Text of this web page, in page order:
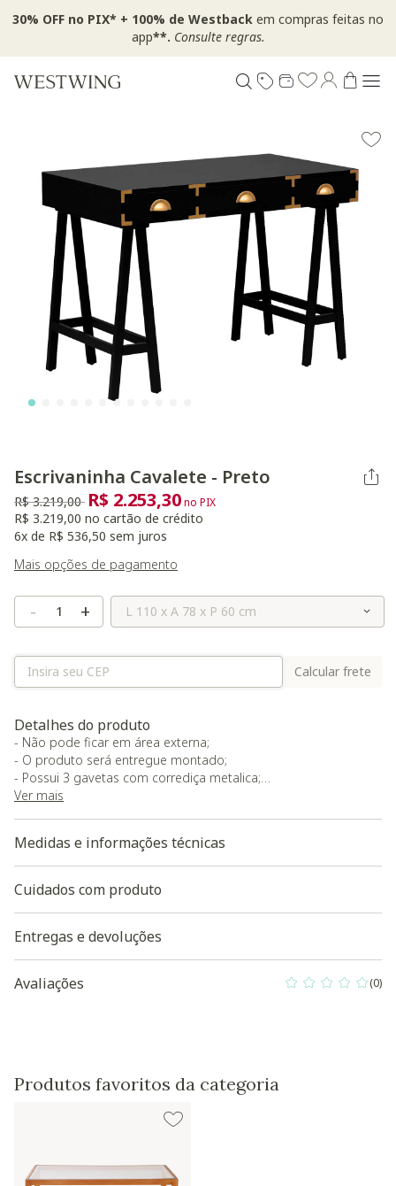
30% OFF no PIX* + 100% de Westback em compras feitas no
app**. Consulte regras.
Escrivaninha Cavalete - Preto
Preço reduzido de
R$ 3.219,00 para
R$ 2.253,30no PIX
R$ 3.219,00 no cartão de crédito
6x de R$ 536,50 sem juros
Mais opções de pagamento
- + Selecione o Tamanho
Calcular frete
Detalhes do produto
- Não pode ficar em área externa;
- O produto será entregue montado;
- Possui 3 gavetas com corrediça metalica;
- Garantia do fornecedor de 90 dias contra defeitos de
Ver mais
Medidas e informações técnicas
Cuidados com produto
Entregas e devoluções
Avaliações 0 out of 5 (0)
Produtos favoritos da categoria